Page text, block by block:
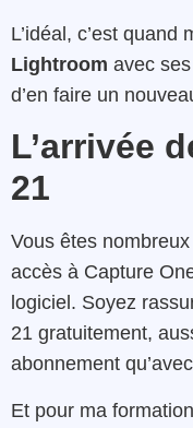
L’idéal, c’est quand
Lightroom avec
d’en faire un
L’arrivée
21
Vous êtes
accès à Capture
logiciel. Soyez
21 gratuitement,
abonnement
Et pour ma